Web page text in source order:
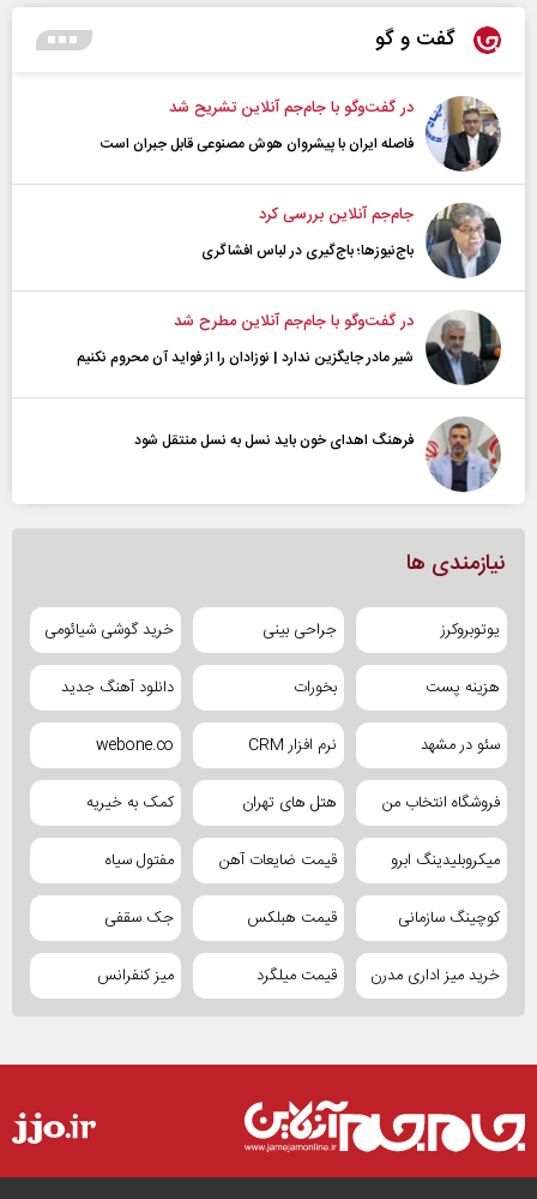
گفت و گو
در گفت‌و‌گو با جام‌جم آنلاین تشریح شد
فاصله ایران با پیشرو‌ان هوش مصنوعی قابل جبران است
جام‌جم آنلاین بررسی کرد
باج‌نیوزها؛ باج‌گیری در لباس افشاگری
در گفت‌و‌گو با جام‌جم آنلاین مطرح شد
شیر مادر جایگزین ندارد | نوزادان را از فواید آن محروم نکنیم
فرهنگ اهدای خون باید نسل به نسل منتقل شود
نیازمندی ها
یوتوبروکرز جراحی بینی خرید گوشی شیائومی
هزینه پست بخورات دانلود آهنگ جدید
سئو در مشهد نرم افزار CRM webone.co
فروشگاه انتخاب من هتل های تهران کمک به خیریه
میکروبلیدینگ ابرو قیمت ضایعات آهن مفتول سیاه
کوچینگ سازمانی قیمت هبلکس جک سقفی
خرید میز اداری مدرن قیمت میلگرد میز کنفرانس